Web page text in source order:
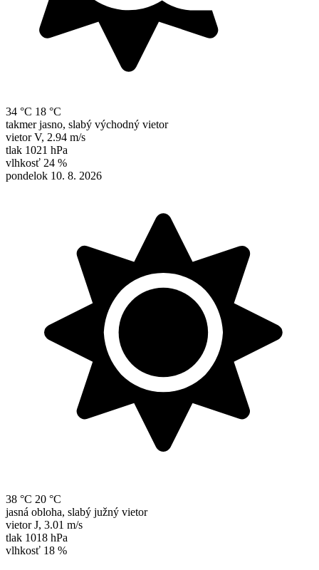
34 °C 18 °C
takmer jasno, slabý východný vietor
vietor V, 2.94 m/s
tlak 1021 hPa
vlhkosť 24 %
pondelok 10. 8. 2026
38 °C 20 °C
jasná obloha, slabý južný vietor
vietor J, 3.01 m/s
tlak 1018 hPa
vlhkosť 18 %